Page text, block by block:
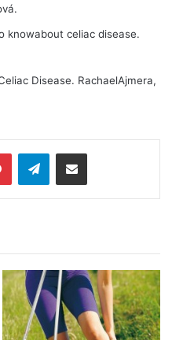
knowabout celiac disease.
Disease. RachaelAjmera,
PinterestTelegramShare via Email